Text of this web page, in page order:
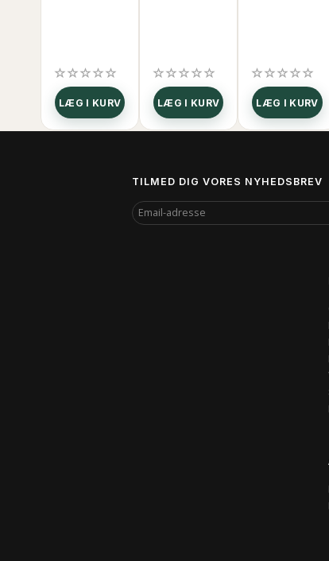
LÆG I KURV LÆG I KURV LÆG I KURV
TILMED DIG VORES NYHEDSBREV
EMAIL-
ADRESSE